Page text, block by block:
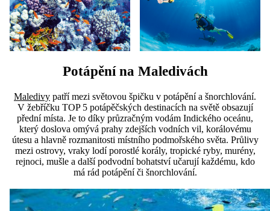
Potápění na Maledivách
Maledivy patří mezi světovou špičku v potápění a šnorchlování.
V žebříčku TOP 5 potápěčských destinacích na světě obsazují
přední místa. Je to díky průzračným vodám Indického oceánu,
který doslova omývá prahy zdejších vodních vil, korálovému
útesu a hlavně rozmanitosti místního podmořského světa. Průlivy
mezi ostrovy, vraky lodí porostlé korály, tropické ryby, murény,
rejnoci, mušle a další podvodní bohatství učarují každému, kdo
má rád potápění či šnorchlování.